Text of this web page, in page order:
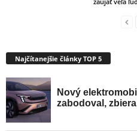
Najčítanejšie články TOP 5